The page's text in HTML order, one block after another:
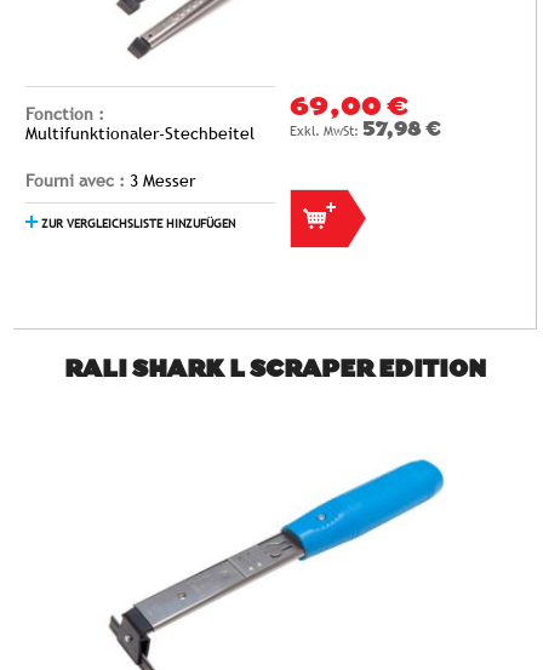
Fonction :
Multifunktionaler-Stechbeitel
Fourni avec : 3 Messer
ZUR VERGLEICHSLISTE HINZUFÜGEN
69,00 €
57,98 €
RALI SHARK L SCRAPER EDITION